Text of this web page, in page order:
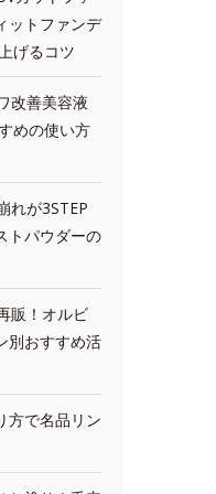
ットファンデ
げるコツ
改善美容液
めの使い方
れが3STEP
トパウダーの
販！オルビ
別おすすめ活
方で名品リン